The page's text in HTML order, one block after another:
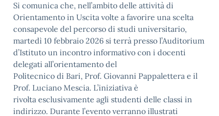
Si comunica che, nell’ambito delle attività di
Orientamento in Uscita volte a favorire una scelta
consapevole del percorso di studi universitario,
martedì 10 febbraio 2026 si terrà presso l’Auditorium
d’Istituto un incontro informativo con i docenti
delegati all’orientamento del
Politecnico di Bari, Prof. Giovanni Pappalettera e il
Prof. Luciano Mescia. L’iniziativa è
rivolta esclusivamente agli studenti delle classi in
indirizzo. Durante l’evento verranno illustrati